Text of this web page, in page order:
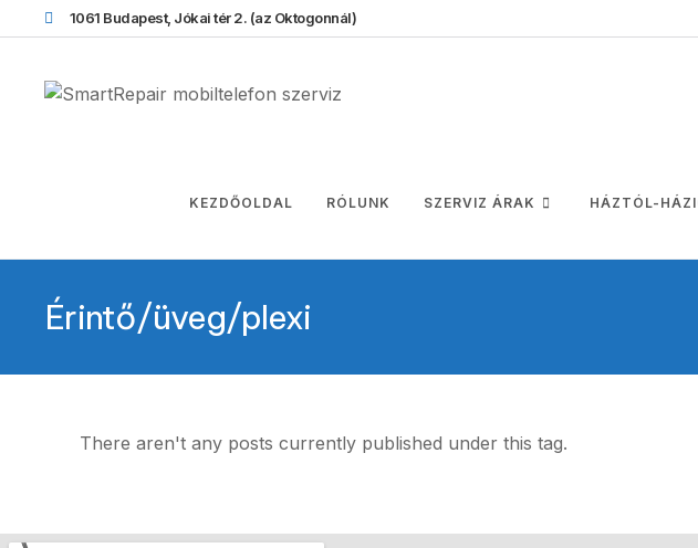
1061 Budapest, Jókai tér 2. (az Oktogonnál)
KEZDŐOLDAL RÓLUNK SZERVIZ ÁRAK HÁZTÓL-
Érintő/üveg/plexi
There aren't any posts currently published under this tag.